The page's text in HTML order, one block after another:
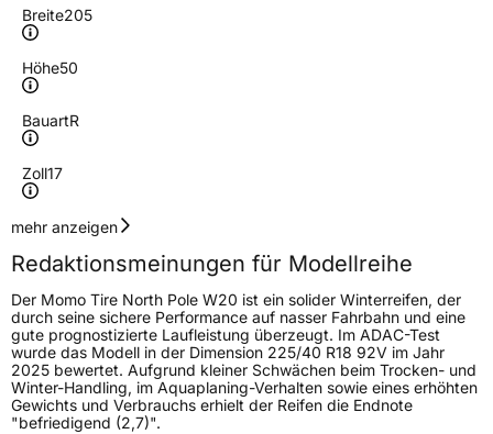
Breite205
Höhe50
BauartR
Zoll17
Geschwindigkeitsindex
Höchstgeschwindigkeit
240 km/h
Lastindex93
Höchstlast650 kg
Generelle Merkmale
mehr anzeigen
Redaktionsmeinungen für Modellreihe
Der Momo Tire North Pole W20 ist ein solider Winterreifen, der
durch seine sichere Performance auf nasser Fahrbahn und eine
gute prognostizierte Laufleistung überzeugt. Im ADAC-Test
wurde das Modell in der Dimension 225/40 R18 92V im Jahr
2025 bewertet. Aufgrund kleiner Schwächen beim Trocken- und
Winter-Handling, im Aquaplaning-Verhalten sowie eines erhöhten
Gewichts und Verbrauchs erhielt der Reifen die Endnote
"befriedigend (2,7)".